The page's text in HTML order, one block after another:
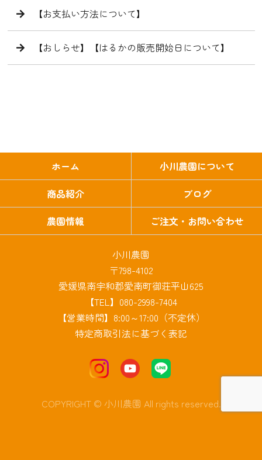
【お支払い方法について】
【おしらせ】【はるかの販売開始日について】
ホーム
小川農園について
商品紹介
ブログ
農園情報
ご注文・お問い合わせ
小川農園
〒798-4102
愛媛県南宇和郡愛南町御荘平山625
【TEL】080-2998-7404
【営業時間】8:00～17:00（不定休）
特定商取引法に基づく表記
COPYRIGHT © 小川農園 All rights reserved.